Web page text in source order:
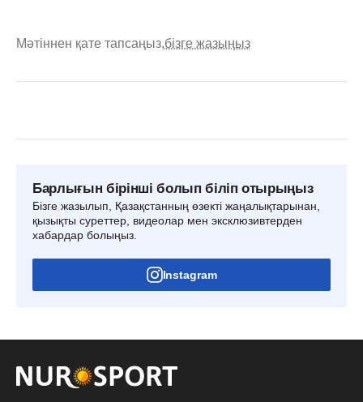
Мәтіннен қате тапсаңыз,бізге жазыңыз
Барлығын бірінші болып біліп отырыңыз
Бізге жазылып, Қазақстанның өзекті жаңалықтарынан,
қызықты суреттер, видеолар мен эксклюзивтерден
хабардар болыңыз.
Instagram